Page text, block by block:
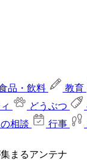
品・飲料 教育
どうぶつ
相談 行事
まるアンテナ